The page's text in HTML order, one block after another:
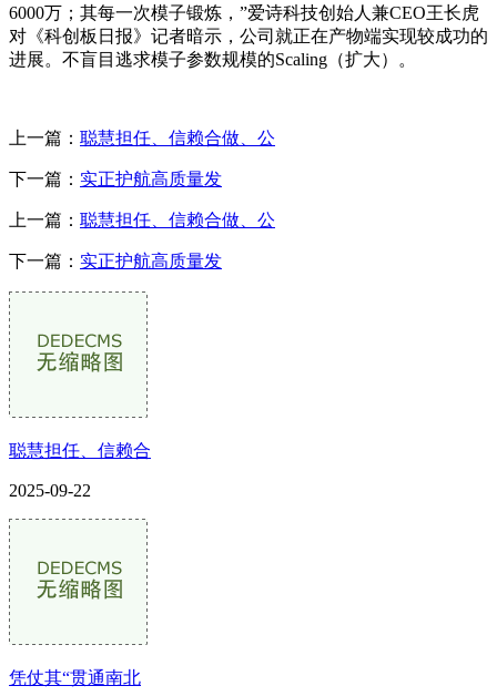
6000万；其每一次模子锻炼，”爱诗科技创始人兼CEO王长虎
对《科创板日报》记者暗示，公司就正在产物端实现较成功的
进展。不盲目逃求模子参数规模的Scaling（扩大）。
上一篇： 聪慧担任、信赖合做、公
下一篇： 实正护航高质量发
上一篇： 聪慧担任、信赖合做、公
下一篇： 实正护航高质量发
聪慧担任、信赖合
2025-09-22
凭仗其“贯通南北